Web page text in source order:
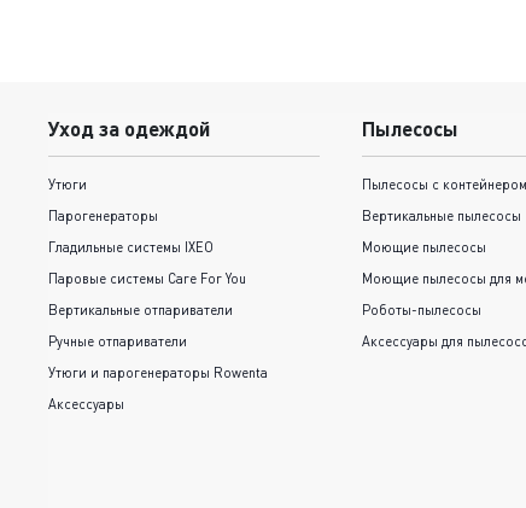
Уход за одеждой
Утюги
Парогенераторы
Гладильные системы IXEO
Паровые системы Care For You
Вертикальные отпариватели
Ручные отпариватели
Утюги и парогенераторы Rowenta
Аксессуары
Пылесосы
Пылесосы с контейнером
Вертикальные пылесосы
Моющие пылесосы
Моющие пылесосы для
Роботы-пылесосы
Аксессуары для